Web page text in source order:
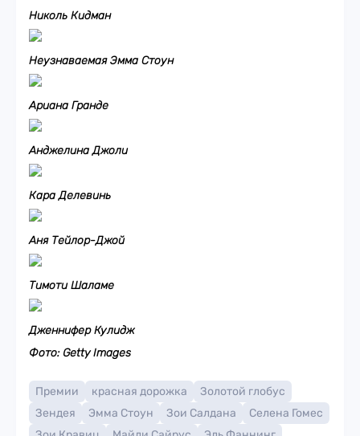
Николь Кидман
Неузнаваемая Эмма Стоун
Ариана Гранде
Анджелина Джоли
Кара Делевинь
Аня Тейлор-Джой
Тимоти Шаламе
Дженнифер Кулидж
Фото: Getty Images
Премии красная дорожка
Золотой глобус
Зендея
Эмма Стоун Зои Салдана
Селена Гомес